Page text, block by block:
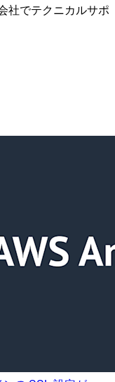
社でテクニカルサポ